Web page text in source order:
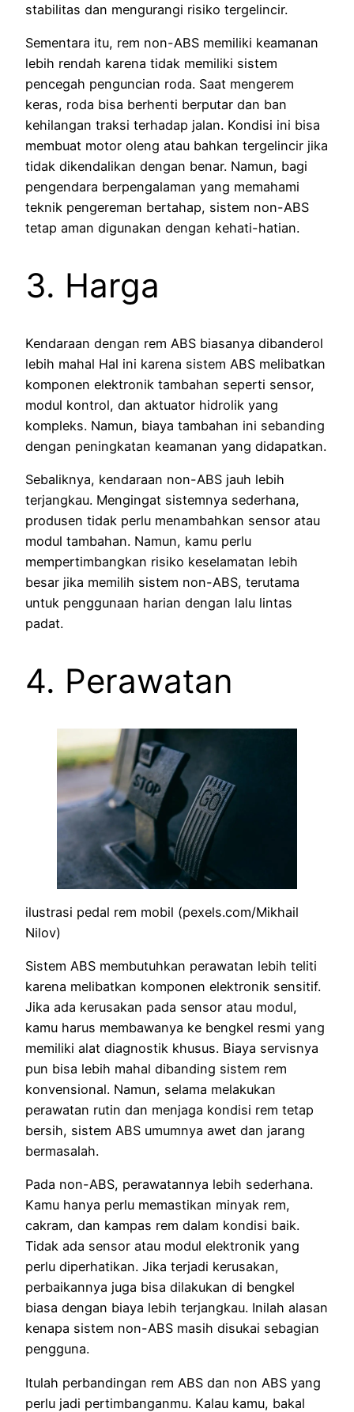
stabilitas dan mengurangi risiko tergelincir.
Sementara itu, rem non-ABS memiliki keamanan
lebih rendah karena tidak memiliki sistem
pencegah penguncian roda. Saat mengerem
keras, roda bisa berhenti berputar dan ban
kehilangan traksi terhadap jalan. Kondisi ini bisa
membuat motor oleng atau bahkan tergelincir jika
tidak dikendalikan dengan benar. Namun, bagi
pengendara berpengalaman yang memahami
teknik pengereman bertahap, sistem non-ABS
tetap aman digunakan dengan kehati-hatian.
3. Harga
Kendaraan dengan rem ABS biasanya dibanderol
lebih mahal Hal ini karena sistem ABS melibatkan
komponen elektronik tambahan seperti sensor,
modul kontrol, dan aktuator hidrolik yang
kompleks. Namun, biaya tambahan ini sebanding
dengan peningkatan keamanan yang didapatkan.
Sebaliknya, kendaraan non-ABS jauh lebih
terjangkau. Mengingat sistemnya sederhana,
produsen tidak perlu menambahkan sensor atau
modul tambahan. Namun, kamu perlu
mempertimbangkan risiko keselamatan lebih
besar jika memilih sistem non-ABS, terutama
untuk penggunaan harian dengan lalu lintas
padat.
4. Perawatan
ilustrasi pedal rem mobil (pexels.com/Mikhail
Nilov)
Sistem ABS membutuhkan perawatan lebih teliti
karena melibatkan komponen elektronik sensitif.
Jika ada kerusakan pada sensor atau modul,
kamu harus membawanya ke bengkel resmi yang
memiliki alat diagnostik khusus. Biaya servisnya
pun bisa lebih mahal dibanding sistem rem
konvensional. Namun, selama melakukan
perawatan rutin dan menjaga kondisi rem tetap
bersih, sistem ABS umumnya awet dan jarang
bermasalah.
Pada non-ABS, perawatannya lebih sederhana.
Kamu hanya perlu memastikan minyak rem,
cakram, dan kampas rem dalam kondisi baik.
Tidak ada sensor atau modul elektronik yang
perlu diperhatikan. Jika terjadi kerusakan,
perbaikannya juga bisa dilakukan di bengkel
biasa dengan biaya lebih terjangkau. Inilah alasan
kenapa sistem non-ABS masih disukai sebagian
pengguna.
Itulah perbandingan rem ABS dan non ABS yang
perlu jadi pertimbanganmu. Kalau kamu, bakal